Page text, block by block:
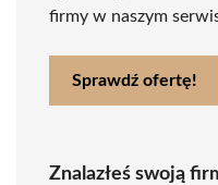
firmy w naszym
Sprawdź ofertę!
Znalazłeś swoją